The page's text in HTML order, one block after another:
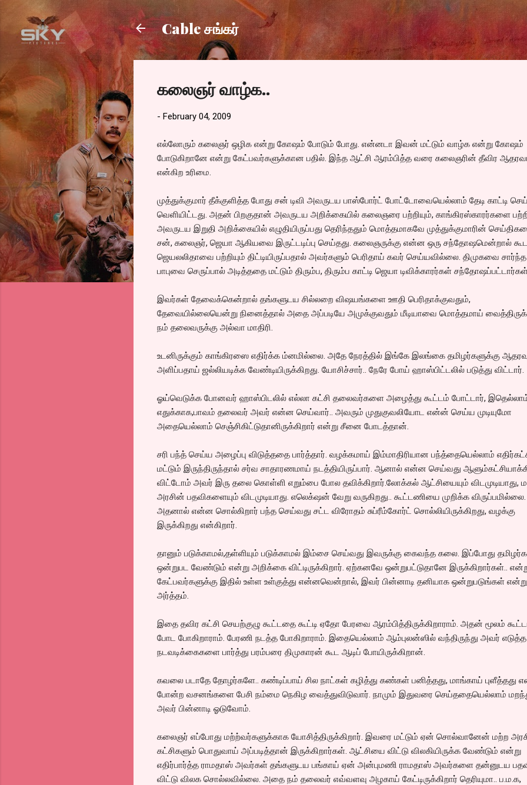
Skip to main content
Cable சங்கர்
கலைஞர் வாழ்க..
- February 04, 2009
எல்லோரும் கலைஞர் ஒழிக என்று கோஷம் போடும் போது. என்னடா இவன் மட்டும் வாழ்க என்று கோஷம்
போடுகிறானே என்று கேட்பவர்களுக்கான பதில். இந்த ஆட்சி ஆரம்பித்த வரை கலைஞரின் தீவிர
என்கிற உரிமை.
முத்துக்குமார் தீக்குளித்த போது சன் டிவி அவருடய பாஸ்போர்ட் போட்டோவையெல்லாம் தேடி காட்டி
வெளியிட்டது. அதன் பிறகுதான் அவருடய அறிக்கையில் கலைஞரை பற்றியும், காங்கிரஸ்காரர்களை
அவருடய இறுதி அறிக்கையில் எழுதியிருப்பது தெரிந்ததும் மொத்தமாகவே முத்துக்குமாரின்
சன், கலைஞர், ஜெயா ஆகியவை இருட்டடிப்பு செய்தது. கலைஞருக்கு என்ன ஒரு சந்தோஷமென்றால்
ஜெயலலிதாவை பற்றியும் திட்டியிருப்பதால் அவர்களும் பெரிதாய் கவர் செய்யவில்லை. திமுகவை சார்ந்த
பாபுவை செருப்பால் அடித்ததை மட்டும் திரும்ப, திரும்ப காட்டி ஜெயா டிவிக்காரர்கள்
இவர்கள் தேவைக்கென்றால் தங்களுடய சில்லறை விஷயங்களை ஊதி பெரிதாக்குவதும்,
தேவையில்லையென்று நினைத்தால் அதை அப்படியே அமுக்குவதும் மீடியாவை மொத்தமாய்
நம் தலைவருக்கு அல்வா மாதிரி.
உடனிருக்கும் காங்கிரஸை எதிர்க்க ம்னமில்லை. அதே நேரத்தில் இங்கே இலங்கை தமிழர்களுக்கு
அளிப்பதாய் ஜல்லியடிக்க வேண்டியிருக்கிறது. யோசிச்சார்.. நேரே போய் ஹாஸ்பிட்டலில் படுத்து விட்டார்.
ஓய்வெடுக்க போனவர் ஹாஸ்பிடலில் எல்லா கட்சி தலைவர்களை அழைத்து கூட்டம் போட்டார்,
எதுக்காக,பாவம் தலைவர் அவர் என்ன செய்வார்.. அவரும் முதுகுவலியோட என்ன் செய்ய முடியுமோ
அதையெல்லாம் செஞ்சிகிட்டுதானிருக்கிறார் என்று சீனை போடத்தான்.
சரி பந்த் செய்ய அழைப்பு விடுத்ததை பார்த்தார். வழக்கமாய் இம்மாதிரியான பந்த்தையெல்லாம்
மட்டும் இருந்திருந்தால் சர்வ சாதாரணமாய் நடத்தியிருப்பார். ஆனால் என்ன செய்வது
விட்டோம் அவர் இரு தலை கொள்ளி எறும்பை போல தவிக்கிறார்.லோக்கல் ஆட்சியையும் விடமுடியாது,
அரசின் பதவிகளையும் விடமுடியாது. எலெக்‌ஷன் வேறு வருகிறது.. கூட்டணியை முறிக்க விருப்பமில்லை.
அதனால் என்ன சொல்கிறார் பந்த செய்வது சட்ட விரோதம் சுப்ரீம்கோர்ட் சொல்லியிருக்கிறது, வழக்கு
இருக்கிறது என்கிறார்.
தானும் படுக்காமல்,தள்ளியும் படுக்காமல் இம்சை செய்வது இவருக்கு கைவந்த கலை. இப்போது
ஒன்றுபட வேண்டும் என்று அறிக்கை விட்டிருக்கிறார். ஏற்கனவே ஒன்றுபட்டுதானே இருக்கிறார்கள்..
கேட்பவர்களுக்கு இதில் உள்ள உள்குத்து என்னவென்றால், இவர் பின்னாடி தனியாக ஒன்றுபடுங்கள் என்று
அர்த்தம்.
இதை தவிர கட்சி செயற்குழு கூட்டதை கூட்டி ஏதோ பேரவை ஆரம்பித்திருக்கிறாராம். அதன் மூலம்
போட போகிறாராம். பேரணி நடத்த போகிறாராம். இதையெல்லாம் ஆம்புலன்ஸில் வந்திருந்து அவர் எடுத்த
நடவடிக்கைகளை பார்த்து பரம்பரை திமுகாரன் கூட ஆடிப் போயிருக்கிறான்.
கவலை படாதே தோழர்களே.. கண்டிப்பாய் சில நாட்கள் கழித்து கண்கள் பனித்தது, மாங்காய் புளீத்தது
போன்ற வசனங்களை பேசி நம்மை நெகிழ வைத்துவிடுவார். நாமும் இதுவரை செய்ததையெல்லாம்
அவர் பின்னாடி ஓடுவோம்.
கலைஞர் எப்போது மற்ற்வர்களுக்காக யோசித்திருக்கிறார். இவரை மட்டும் ஏன் சொல்வானேன் மற்ற
கட்சிகளும் பொதுவாய் அப்படித்தான் இருக்கிறார்கள். ஆட்சியை விட்டு விலகியிருக்க வேண்டும் என்று
எதிர்பார்த்த ராமதாஸ் அவர்கள் தங்களுடய பங்காய் ஏன் அன்புமணி ராமதாஸ் அவர்களை தன்னுடய
விட்டு விலக சொல்லவில்லை. அதை நம் தலைவர் எவ்வளவு அழகாய் கேட்டிருக்கிறார் தெரியுமா.. ப.ம.க,